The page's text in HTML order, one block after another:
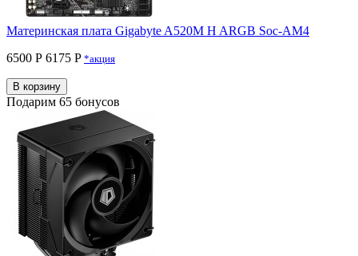
Материнская плата Gigabyte A520M H ARGB Soc-AM4
6500 Р 6175 P *акция
В корзину
Подарим 65 бонусов